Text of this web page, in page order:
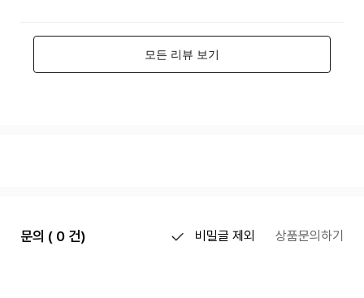
문의 ( 0 건) 비밀글 제외 상품문의하기